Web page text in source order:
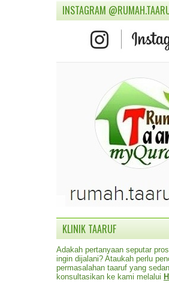
INSTAGRAM
KLINIK TAARUF
Adakah pertanyaan seputar
ingin dijalani? Ataukah perlu
permasalahan taaruf yang
konsultasikan ke kami melalui